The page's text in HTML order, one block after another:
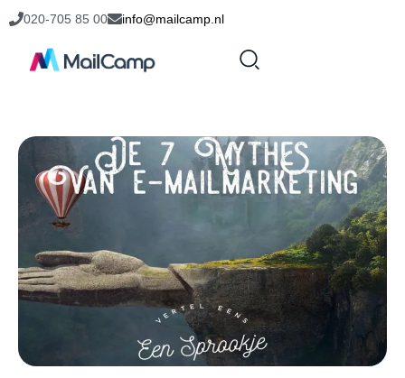
020-705 85 00 info@mailcamp.nl